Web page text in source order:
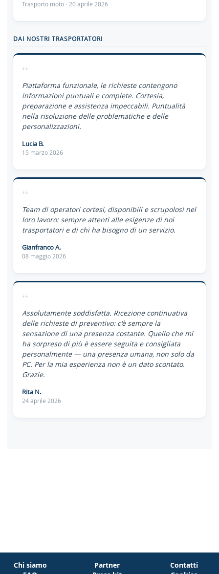
Trasporto moto · 20 aprile 2026
DAI NOSTRI TRASPORTATORI
“
Piattaforma funzionale, le richieste contengono
informazioni puntuali e complete. Cortesia,
preparazione e assistenza impeccabili. Puntualità
nella risoluzione delle problematiche e delle
personalizzazioni.
Lucia B.
15 marzo 2026
“
Team di operatori cortesi, disponibili e scrupolosi nel
loro lavoro: sempre attenti alle esigenze di noi
trasportatori e di chi ha bisogno di un servizio.
Gianfranco A.
08 maggio 2026
“
Assolutamente soddisfatta. Ricezione continuativa
delle richieste di preventivo: c'è sempre la
sensazione di una presenza costante. Quello che mi
ha sorpreso di più è essere seguita e consigliata
personalmente — una presenza umana, non solo da
PC. Per la mia esperienza non è un dato scontato.
Grazie.
Rita N.
24 aprile 2026
Chi siamo
Partner
Contatti